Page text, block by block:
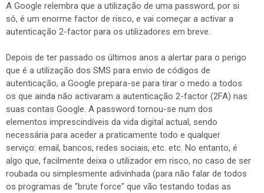
A Google relembra que a utilização de uma password, por si
só, é um enorme factor de risco, e vai começar a activar a
autenticação 2-factor para os utilizadores em breve.
Depois de ter passado os últimos anos a alertar para o perigo
que é a utilização dos SMS para envio de códigos de
autenticação, a Google prepara-se para tirar o medo a todos
os que ainda não activaram a autenticação 2-factor (2FA) nas
suas contas Google. A password tornou-se num dos
elementos imprescindíveis da vida digital actual, sendo
necessária para aceder a praticamente todo e qualquer
serviço: email, bancos, redes sociais, etc. etc. No entanto, é
algo que, facilmente deixa o utilizador em risco, no caso de ser
roubada ou simplesmente adivinhada (para não falar de todos
os programas de "brute force" que vão testando todas as